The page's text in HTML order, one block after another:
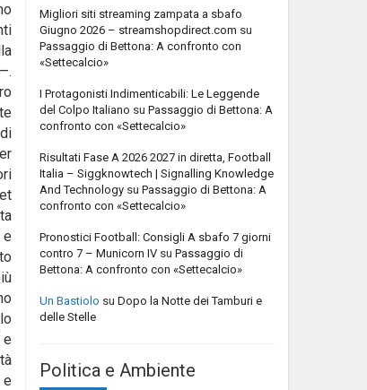
e
e
e
Migliori siti streaming zampata a sbafo
Giugno 2026 – streamshopdirect.com su
Passaggio di Bettona: A confronto con
«Settecalcio»
I Protagonisti Indimenticabili: Le Leggende
del Colpo Italiano su Passaggio di Bettona: A
confronto con «Settecalcio»
Risultati Fase A 2026 2027 in diretta, Football
Italia – Siggknowtech | Signalling Knowledge
And Technology su Passaggio di Bettona: A
confronto con «Settecalcio»
Pronostici Football: Consigli A sbafo 7 giorni
contro 7 – Municorn IV su Passaggio di
Bettona: A confronto con «Settecalcio»
Un Bastiolo su Dopo la Notte dei Tamburi e
delle Stelle
Politica e Ambiente